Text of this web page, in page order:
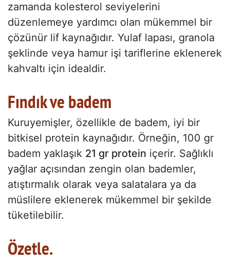
zamanda kolesterol seviyelerini
düzenlemeye yardımcı olan mükemmel bir
çözünür lif kaynağıdır. Yulaf lapası, granola
şeklinde veya hamur işi tariflerine eklenerek
kahvaltı için idealdir.
Fındık ve badem
Kuruyemişler, özellikle de badem, iyi bir
bitkisel protein kaynağıdır. Örneğin, 100 gr
badem yaklaşık 21 gr protein içerir. Sağlıklı
yağlar açısından zengin olan bademler,
atıştırmalık olarak veya salatalara ya da
müslilere eklenerek mükemmel bir şekilde
tüketilebilir.
Özetle.